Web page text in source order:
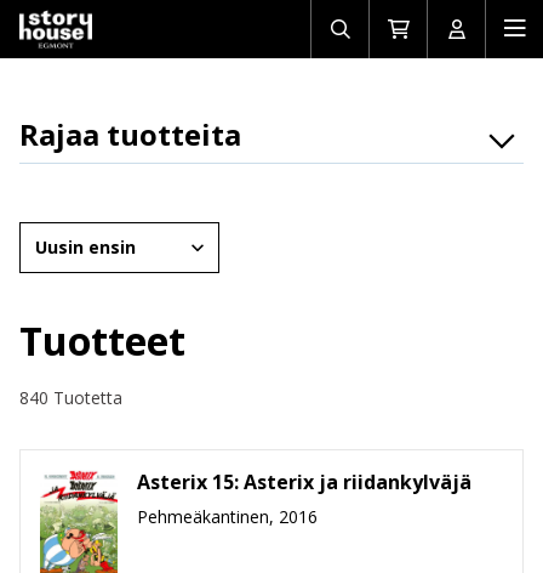
Avaa/sulje
haku
Siirry
ostoskoriin
Avaa/
Rajaa tuotteita
Osasto
Ikäryhmät
Hinta
Järjestä
Tuotteet
840 Tuotetta
Asterix 15: Asterix ja riidankylväjä
Pehmeäkantinen, 2016